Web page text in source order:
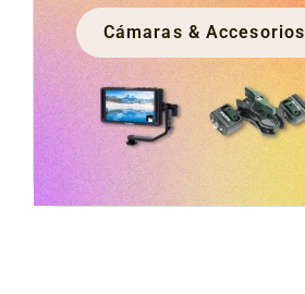
Cámaras & Accesorios